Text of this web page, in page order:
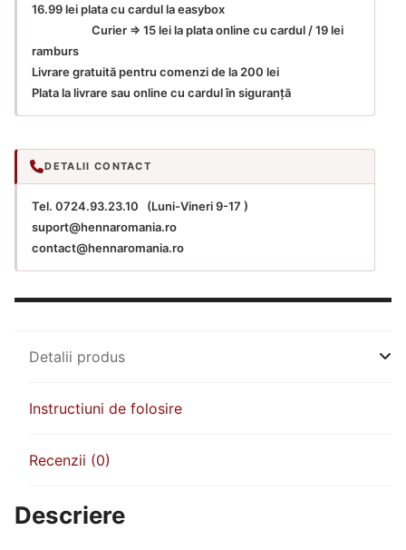
16.99 lei plata cu cardul la easybox
Curier => 15 lei la plata online cu cardul / 19 lei
ramburs
Livrare gratuită pentru comenzi de la 200 lei
Plata la livrare sau online cu cardul în siguranță
DETALII CONTACT
Tel. 0724.93.23.10 (Luni-Vineri 9-17 )
suport@hennaromania.ro
contact@hennaromania.ro
Detalii produs
Instructiuni de folosire
Recenzii (0)
Descriere